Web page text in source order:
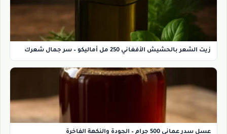
زيت الشعر بالحشيش الأفغاني 250 مل أماليكو – سر جمال شعرك
عسل سدر عماني 500 جرام – الجودة والنكهة الفاخرة